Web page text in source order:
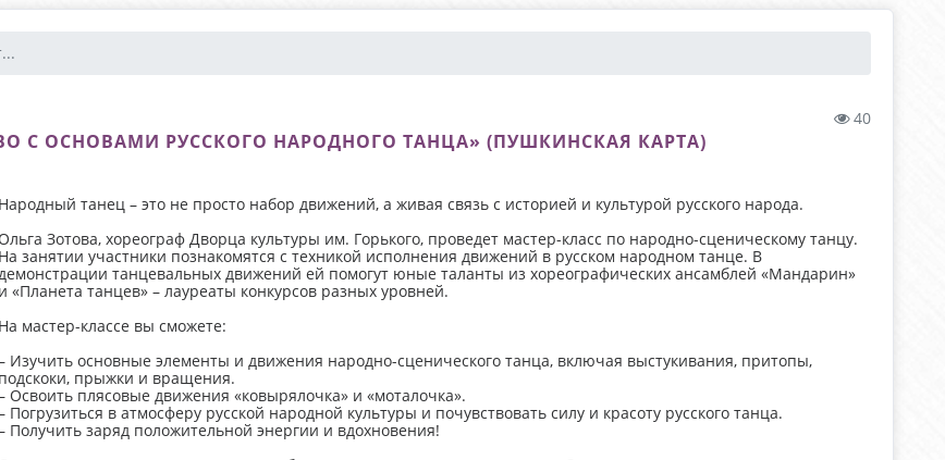
40
С ОСНОВАМИ РУССКОГО НАРОДНОГО ТАНЦА» (ПУШКИНСКАЯ КАРТА)
Народный танец – это не просто набор движений, а живая связь с историей и культурой русского народа.
Ольга Зотова, хореограф Дворца культуры им. Горького, проведет мастер-класс по народно-сценическому танцу.
На занятии участники познакомятся с техникой исполнения движений в русском народном танце. В
танцевальных движений ей помогут юные таланты из хореографических ансамблей «Мандарин»
и «Планета танцев» – лауреаты конкурсов разных уровней.
На мастер-классе вы сможете:
Изучить основные элементы и движения народно-сценического танца, включая выстукивания, притопы,
подскоки, прыжки и вращения.
Освоить плясовые движения «ковырялочка» и «моталочка».
Погрузиться в атмосферу русской народной культуры и почувствовать силу и красоту русского танца.
Получить заряд положительной энергии и вдохновения!